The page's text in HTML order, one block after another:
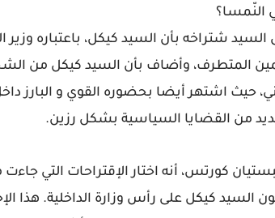
النّمسا؟
شتراخه بأن السيد كيكل، باعتباره وزير
اليمين المتطرف، وأضاف بأن السيد كيكل من
حيث اشتهر أيضا بحضوره القوي و البارز
من القضايا السياسية بشكل رزين.
كورتس، أنه اختار الإقتراحات التي
السيد كيكل على رأس وزارة الداخلية. هذا